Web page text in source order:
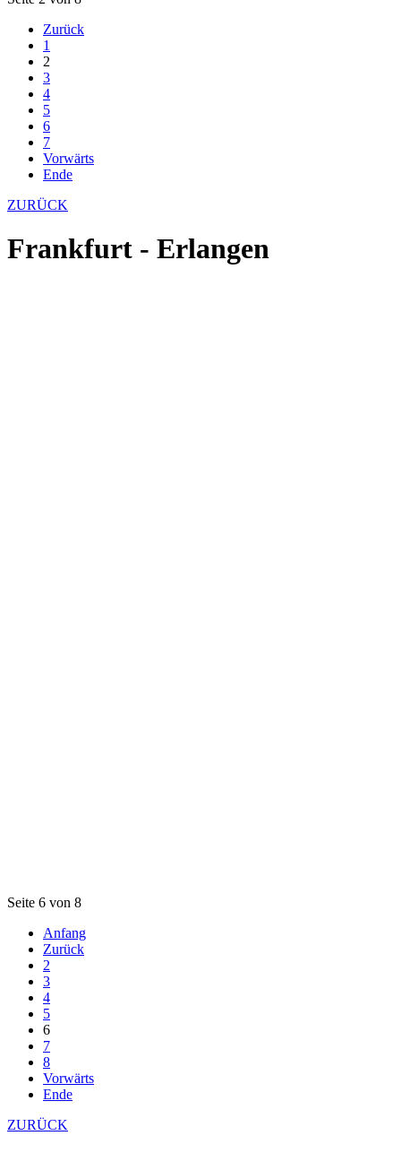
Zurück
1
2
3
4
5
6
7
Vorwärts
Ende
ZURÜCK
Frankfurt - Erlangen
Seite 6 von 8
Anfang
Zurück
2
3
4
5
6
7
8
Vorwärts
Ende
ZURÜCK